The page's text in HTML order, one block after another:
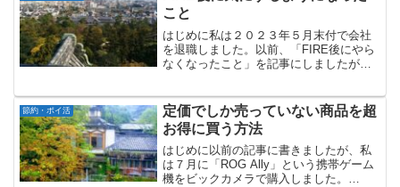
YouTub...
こと
はじめに私は２０２３年５月末付で会社
を退職しました。以前、「FIRE後にやら
なくなったこと」を記事にしましたが、
ったことがあります。今回はそのことに
ついて書いてみた...
節約・ポイ活
定価でしか売っていない商品を超
お得に買う方法
はじめに以前の記事に書きましたが、私
は７月に「ROG Ally」という携帯ゲーム
機をビックカメラで購入しました。